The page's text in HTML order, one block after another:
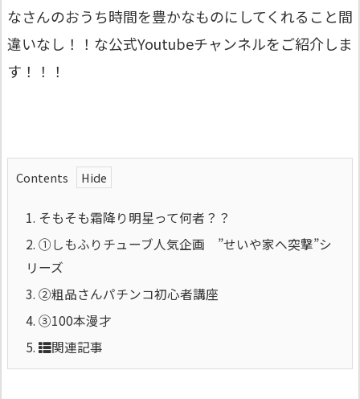
なさんのおうち時間を豊かなものにしてくれること間
違いなし！！な公式Youtubeチャンネルをご紹介しま
す！！！
Contents
1. そもそも霜降り明星って何者？？
2. ①しもふりチューブ人気企画 ”せいや家へ突撃”シ
リーズ
3. ②粗品さんパチンコ初心者講座
4. ③100本漫才
5.
関連記事